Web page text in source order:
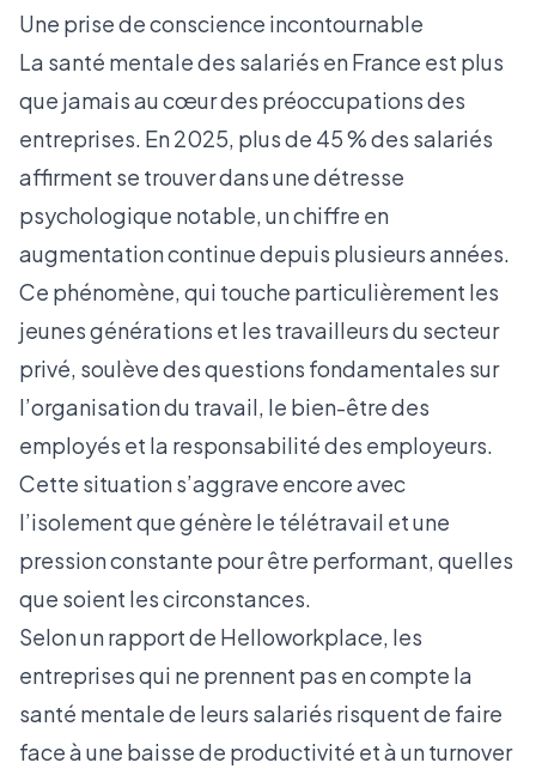
Une prise de conscience incontournable
La santé mentale des salariés en France est plus
que jamais au cœur des préoccupations des
entreprises. En 2025, plus de 45 % des salariés
affirment se trouver dans une détresse
psychologique notable, un chiffre en
augmentation continue depuis plusieurs années.
Ce phénomène, qui touche particulièrement les
jeunes générations et les travailleurs du secteur
privé, soulève des questions fondamentales sur
l’organisation du travail, le bien-être des
employés et la responsabilité des employeurs.
Cette situation s’aggrave encore avec
l’isolement que génère le télétravail et une
pression constante pour être performant, quelles
que soient les circonstances.
Selon unrapport de Helloworkplace, les
entreprises qui ne prennent pas en compte la
santé mentale de leurs salariés risquent de faire
face à une baisse de productivité et à un turnover